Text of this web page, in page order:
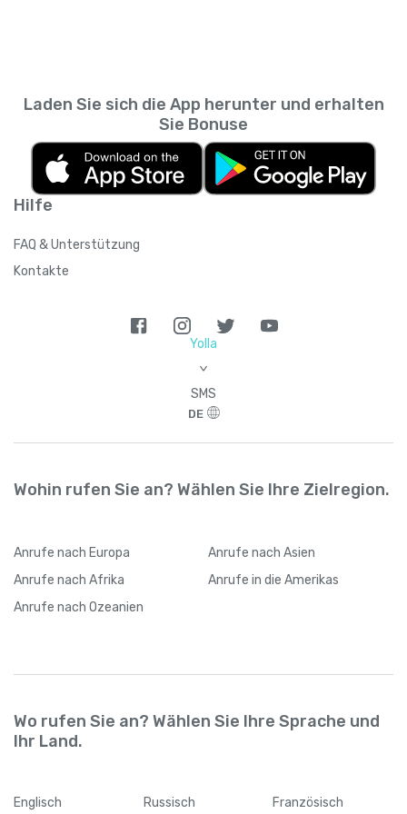
Hilfe
FAQ & Unterstützung
Kontakte
Laden Sie sich die App herunter und erhalten
Sie Bonuse
Yolla
>
SMS
DE
Wohin rufen Sie an? Wählen Sie Ihre Zielregion.
Anrufe nach Europa Anrufe nach Asien
Anrufe nach Afrika Anrufe in die Amerikas
Anrufe nach Ozeanien
Wo rufen Sie an? Wählen Sie Ihre Sprache und
Ihr Land.
Englisch Russisch Französisch